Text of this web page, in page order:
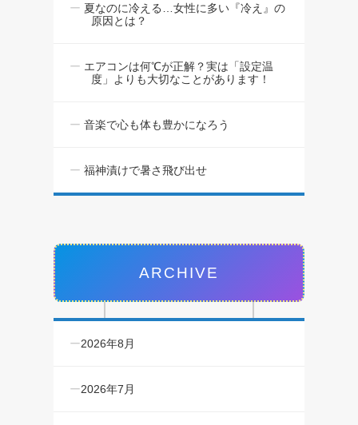
夏なのに冷える…女性に多い『冷え』の
原因とは？
エアコンは何℃が正解？実は「設定温
度」よりも大切なことがあります！
音楽で心も体も豊かになろう
福神漬けで暑さ飛び出せ
ARCHIVE
2026年8月
2026年7月